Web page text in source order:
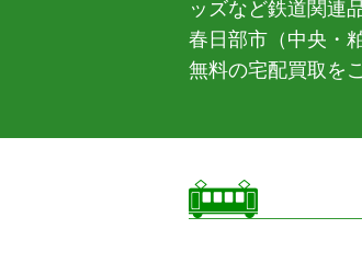
ッズなど鉄道関連
春日部市（中央・
無料の宅配買取を